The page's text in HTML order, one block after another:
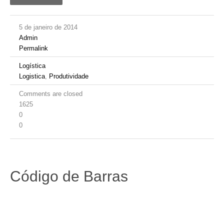
5 de janeiro de 2014
Admin
Permalink
Logística
Logistica
Produtividade
Comments are closed
1625
0
0
Código de Barras